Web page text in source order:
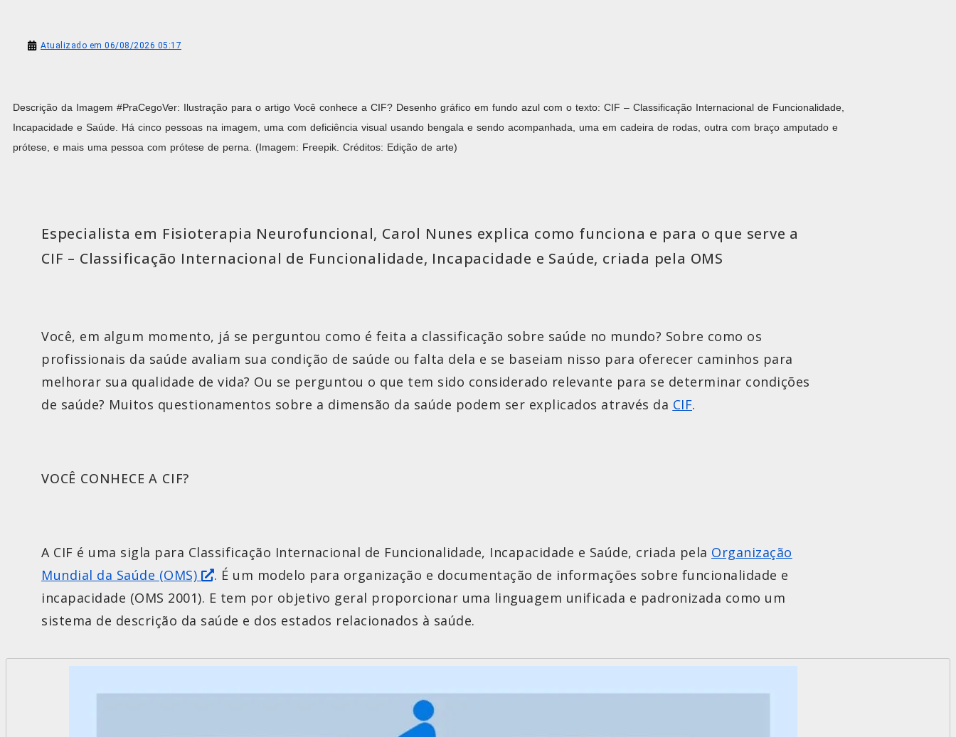
Atualizado em 06/08/2026 05:17
Descrição da Imagem #PraCegoVer: Ilustração para o artigo Você conhece a CIF? Desenho gráfico em fundo azul com o texto: CIF – Classificação Internacional de Funcionalidade,
Incapacidade e Saúde. Há cinco pessoas na imagem, uma com deficiência visual usando bengala e sendo acompanhada, uma em cadeira de rodas, outra com braço amputado e
prótese, e mais uma pessoa com prótese de perna. (Imagem: Freepik. Créditos: Edição de arte)
Especialista em Fisioterapia Neurofuncional, Carol Nunes explica como funciona e para o que serve a
CIF – Classificação Internacional de Funcionalidade, Incapacidade e Saúde, criada pela OMS
Você, em algum momento, já se perguntou como é feita a classificação sobre saúde no mundo? Sobre como os
profissionais da saúde avaliam sua condição de saúde ou falta dela e se baseiam nisso para oferecer caminhos para
melhorar sua qualidade de vida? Ou se perguntou o que tem sido considerado relevante para se determinar condições
de saúde? Muitos questionamentos sobre a dimensão da saúde podem ser explicados através da CIF.
VOCÊ CONHECE A CIF?
A CIF é uma sigla para Classificação Internacional de Funcionalidade, Incapacidade e Saúde, criada pela Organização
Mundial da Saúde (OMS)
. É um modelo para organização e documentação de informações sobre funcionalidade e
incapacidade (OMS 2001). E tem por objetivo geral proporcionar uma linguagem unificada e padronizada como um
sistema de descrição da saúde e dos estados relacionados à saúde.